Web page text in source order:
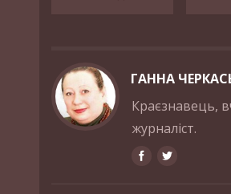
ГАННА
Краєзнавець,
журналіст.